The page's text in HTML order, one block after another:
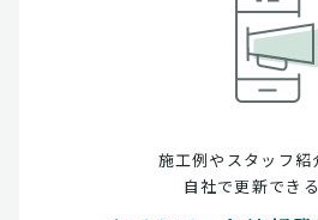
施工例やスタッフ紹
自社で更新でき